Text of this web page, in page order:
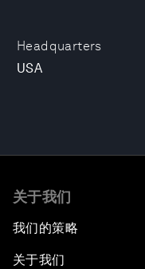
Headquarters
USA
关于我们
我们的策略
关于我们